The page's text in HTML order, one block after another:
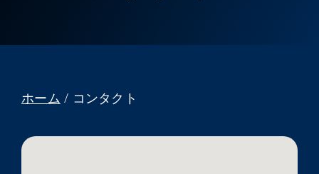
ン
ニュースルーム
My Alliance
ホーム / コンタクト